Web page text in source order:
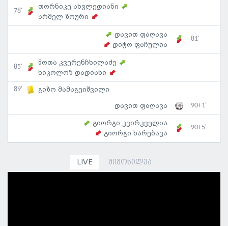
78'
თორნიკე ახვლედიანი
არმელ ზოური
დავით ფაღავა
დიტო ფაჩულია
81'
85'
შოთა კვერენჩხილაძე
ნიკოლოზ დადიანი
89' გიზო მამაგეიშვილი
დავით ფაღავა 90+1'
გიორგი კვირკველია
გიორგი ხარებავა
90+5'
LIVE მიმოხილვა